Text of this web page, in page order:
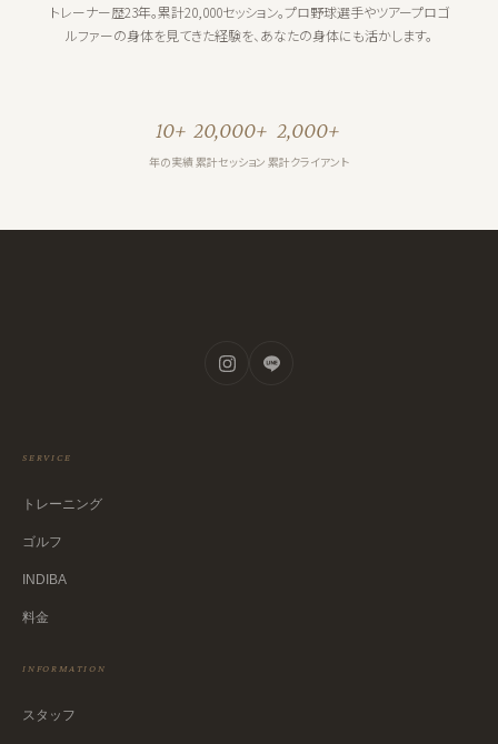
トレーナー歴23年。累計20,000セッション。プロ野球選手やツアープロゴ
ルファーの身体を見てきた経験を、あなたの身体にも活かします。
10+
年の実績
20,000+
累計セッション
2,000+
累計クライアント
SERVICE
トレーニング
ゴルフ
INDIBA
料金
INFORMATION
スタッフ